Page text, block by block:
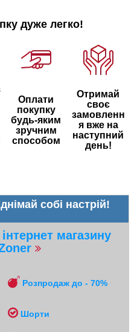
дуже легко!
Оплати
покупку
будь-яким
зручним
способом
Отримай
своє
замовленн
я вже на
наступний
день!
собі настрій!
магазину
Розпродаж до - 70%
Шорти